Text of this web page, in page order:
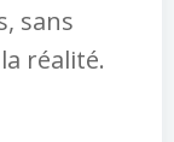
sans
réalité.